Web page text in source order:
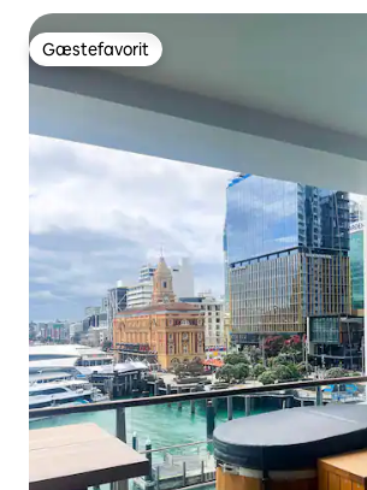
Gæstefavorit
Gæstefavorit